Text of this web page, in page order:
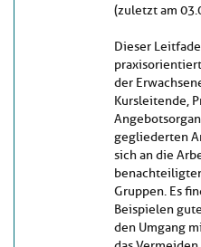
(zuletzt am
Dieser
der
Kursleitende,
gegliederten
sich an die
Gruppen. Es
Beispielen
den Umgang